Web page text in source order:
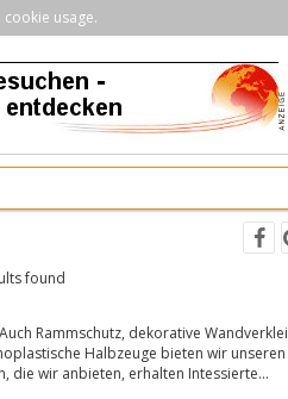
usage.
found
Informationen zu unserem Unternehmen und zu den Produkten, die wir anbieten, erhalten Intessierte...